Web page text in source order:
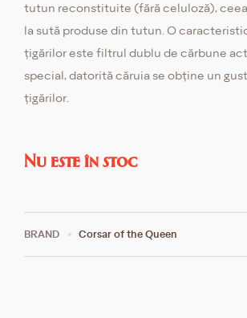
tutun reconstituite (fără celuloză),
la sută produse din tutun. O
țigărilor este filtrul dublu de cărbune
special, datorită căruia se obține un
țigărilor.
Nu este în stoc
BRAND Corsar of the Queen